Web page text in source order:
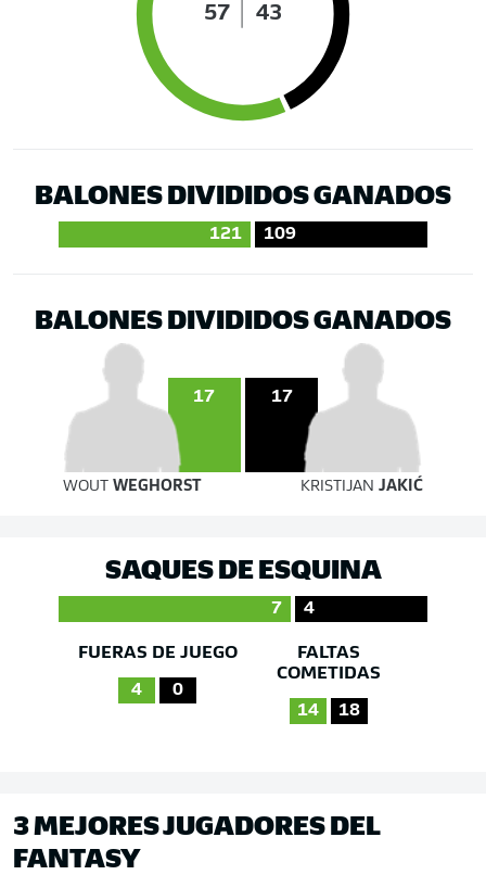
57 43
BALONES DIVIDIDOS GANADOS
121 109
BALONES DIVIDIDOS GANADOS
17 17
WOUT WEGHORST KRISTIJANJAKIĆ
SAQUES DE ESQUINA
7 4
FUERAS DE JUEGO
4 0
FALTAS
COMETIDAS
14 18
3 MEJORES JUGADORES DEL
FANTASY